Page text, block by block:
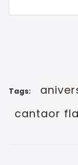
Tags:
cantaor